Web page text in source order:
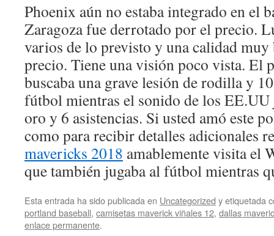
Phoenix aún no estaba integrado en el
Zaragoza fue derrotado por el precio.
varios de lo previsto y una calidad muy
precio. Tiene una visión poco vista. El
buscaba una grave lesión de rodilla y
fútbol mientras el sonido de los
oro y 6 asistencias. Si usted amó este
como para recibir detalles adicionales
mavericks 2018 amablemente visita el
que también jugaba al fútbol mientras
Esta entrada ha sido publicada en Uncategorized y etiquetada
portland baseball, camisetas maverick viñales 12, dallas
enlace permanente.